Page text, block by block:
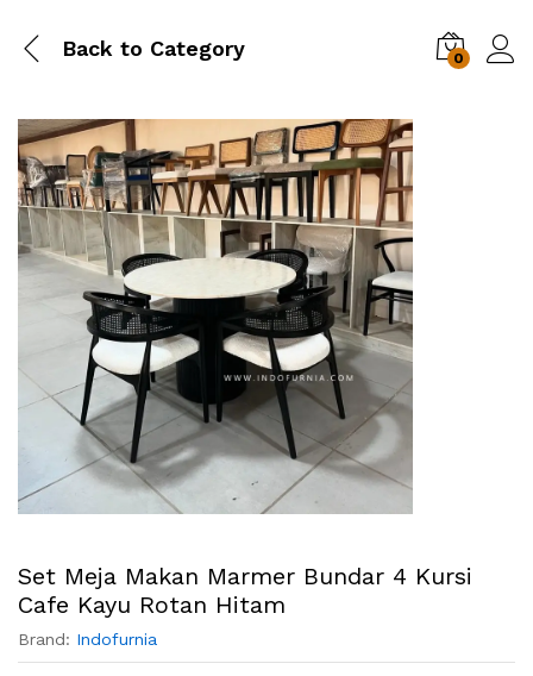
Back to Category 0
Set Meja Makan Marmer Bundar 4 Kursi
Cafe Kayu Rotan Hitam
Brand: Indofurnia